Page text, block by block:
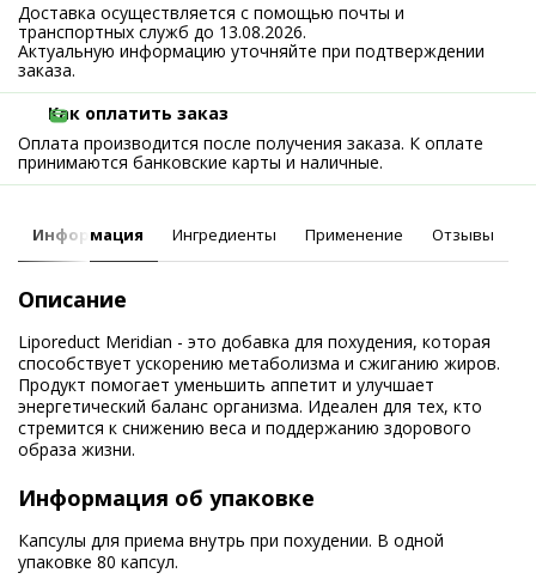
Доставка осуществляется с помощью почты и
транспортных служб до 13.08.2026.
Актуальную информацию уточняйте при подтверждении
заказа.
Как оплатить заказ
Оплата производится после получения заказа. К оплате
принимаются банковские карты и наличные.
Информация Ингредиенты Применение Отзывы
Описание
Liporeduct Meridian - это добавка для похудения, которая
способствует ускорению метаболизма и сжиганию жиров.
Продукт помогает уменьшить аппетит и улучшает
энергетический баланс организма. Идеален для тех, кто
стремится к снижению веса и поддержанию здорового
образа жизни.
Информация об упаковке
Капсулы для приема внутрь при похудении. В одной
упаковке 80 капсул.